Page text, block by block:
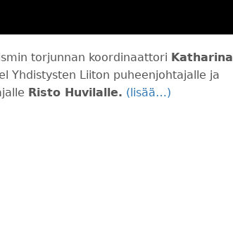
torjunnan koordinaattori Katharina
Yhdistysten Liiton puheenjohtajalle ja
Risto Huvilalle. (lisää…)